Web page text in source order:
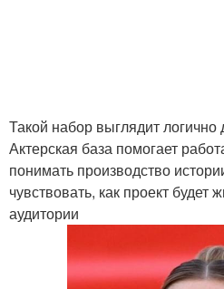
Такой набор выглядит логично
Актерская база помогает
понимать производство
чувствовать, как проект будет
аудитории